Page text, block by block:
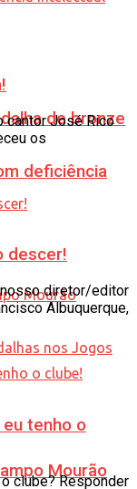
de bronze
deficiência
Mourão
cantor José Rico
os
descer!
nosso diretor/editor
Albuquerque,
tenho o
clube? Responder